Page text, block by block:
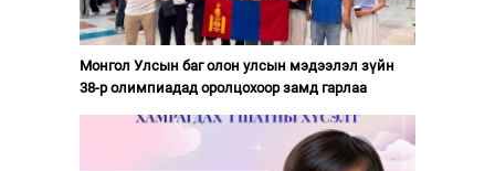
Монгол Улсын баг олон улсын мэдээлэл зүйн
38-р олимпиадад оролцохоор замд гарлаа